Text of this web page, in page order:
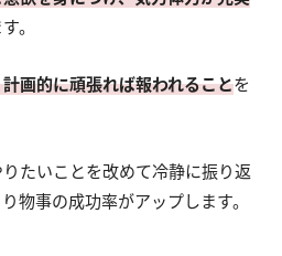
。
画的に頑張れば報われることを
たいことを改めて冷静に振り返
物事の成功率がアップします。